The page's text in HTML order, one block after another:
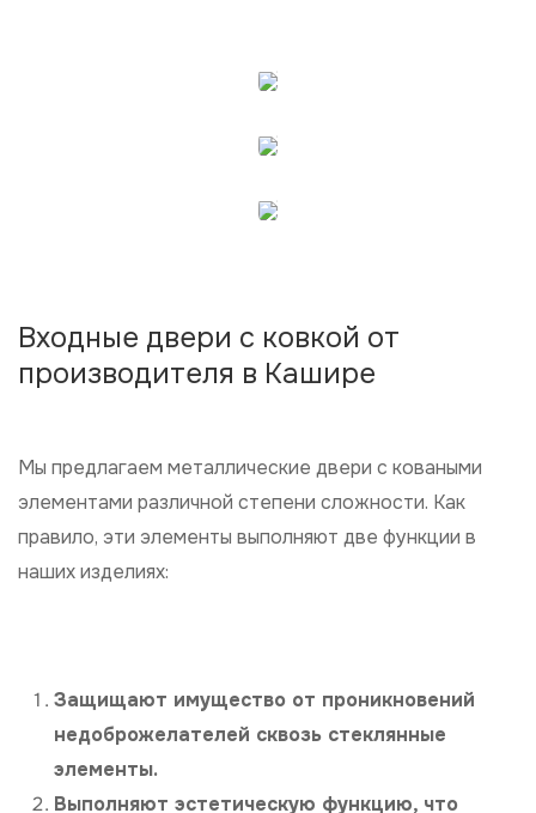
Входные двери с ковкой от
производителя в Кашире
Мы предлагаем металлические двери с коваными
элементами различной степени сложности. Как
правило, эти элементы выполняют две функции в
наших изделиях:
Защищают имущество от проникновений
недоброжелателей сквозь стеклянные
элементы.
Выполняют эстетическую функцию, что